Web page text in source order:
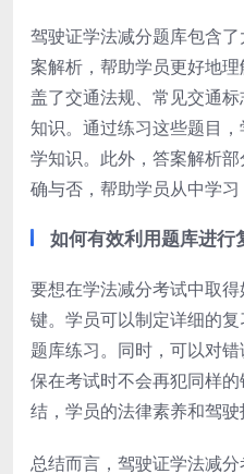
驾驶证学法减分题库包含
案解析，帮助学员更好地
盖了交通法规、常见交通
知识。通过练习这些题目
学知识。此外，答案解析
确与否，帮助学员从中学习
如何有效利用题库进行
要想在学法减分考试中取
键。学员可以制定详细的
题库练习。同时，可以对
保在考试时不会再犯同样
结，学员的法律素养和驾驶
总结而言，驾驶证学法减